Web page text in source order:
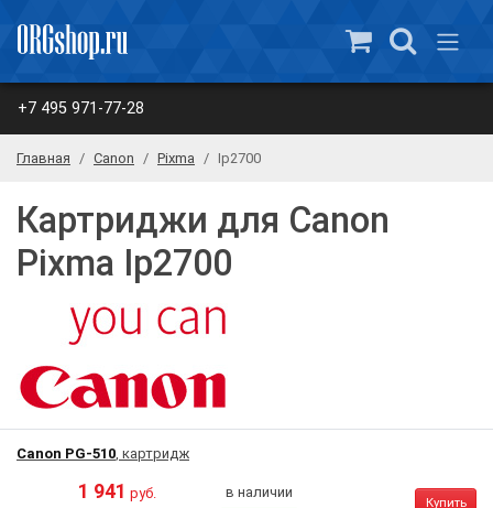
+7 495 971-77-28
Главная Canon Pixma Ip2700
Картриджи для Canon
Pixma Ip2700
Canon PG-510, картридж
1 941 руб. в наличии
Купить